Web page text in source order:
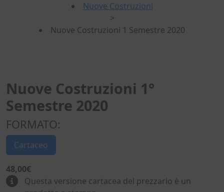
Nuove Costruzioni
>
Nuove Costruzioni 1 Semestre 2020
Nuove Costruzioni 1°
Semestre 2020
FORMATO:
Cartaceo
48,00€
Questa versione cartacea del prezzario è un